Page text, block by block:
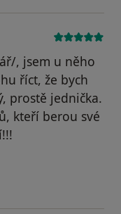
, jsem u něho
říct, že bych
prostě jednička.
kteří berou své
účet byl odstraněn